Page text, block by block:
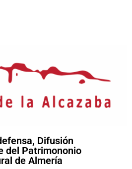
Difusión
del Patrimononio
de Almería